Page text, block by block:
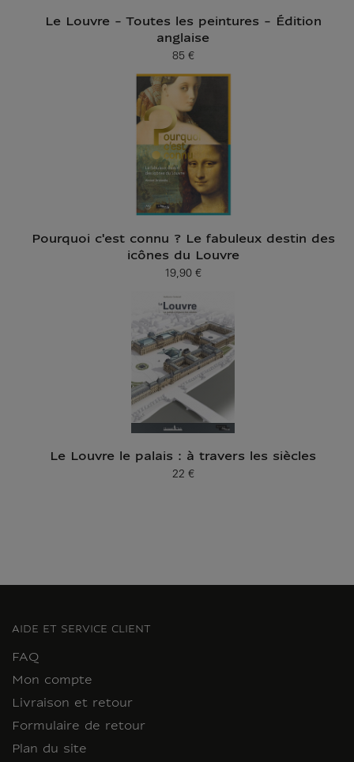
Le Louvre - Toutes les peintures - Édition
anglaise
Prix ​​actuel
85 €
Pourquoi c'est connu ? Le fabuleux destin des
icônes du Louvre
Prix ​​actuel
19,90 €
Le Louvre le palais : à travers les siècles
Prix ​​actuel
22 €
AIDE ET SERVICE CLIENT
FAQ
Mon compte
Livraison et retour
Formulaire de retour
Plan du site